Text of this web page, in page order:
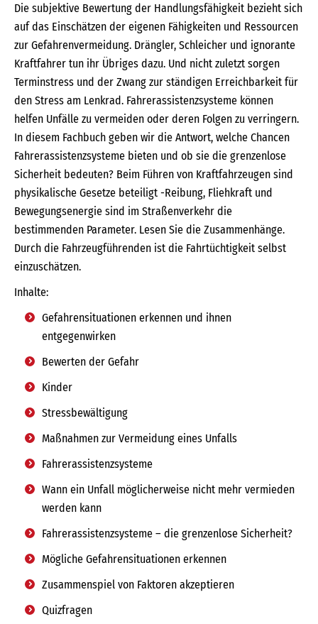
Die subjektive Bewertung der Handlungsfähigkeit bezieht sich
auf das Einschätzen der eigenen Fähigkeiten und Ressourcen
zur Gefahrenvermeidung. Drängler, Schleicher und ignorante
Kraftfahrer tun ihr Übriges dazu. Und nicht zuletzt sorgen
Terminstress und der Zwang zur ständigen Erreichbarkeit für
den Stress am Lenkrad. Fahrerassistenzsysteme können
helfen Unfälle zu vermeiden oder deren Folgen zu verringern.
In diesem Fachbuch geben wir die Antwort, welche Chancen
Fahrerassistenzsysteme bieten und ob sie die grenzenlose
Sicherheit bedeuten? Beim Führen von Kraftfahrzeugen sind
physikalische Gesetze beteiligt -Reibung, Fliehkraft und
Bewegungsenergie sind im Straßenverkehr die
bestimmenden Parameter. Lesen Sie die Zusammenhänge.
Durch die Fahrzeugführenden ist die Fahrtüchtigkeit selbst
einzuschätzen.
Inhalte:
Gefahrensituationen erkennen und ihnen
entgegenwirken
Bewerten der Gefahr
Kinder
Stressbewältigung
Maßnahmen zur Vermeidung eines Unfalls
Fahrerassistenzsysteme
Wann ein Unfall möglicherweise nicht mehr vermieden
werden kann
Fahrerassistenzsysteme – die grenzenlose Sicherheit?
Mögliche Gefahrensituationen erkennen
Zusammenspiel von Faktoren akzeptieren
Quizfragen